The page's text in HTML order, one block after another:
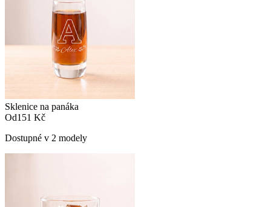
Sklenice na panáka
Od151 Kč
Dostupné v 2 modely